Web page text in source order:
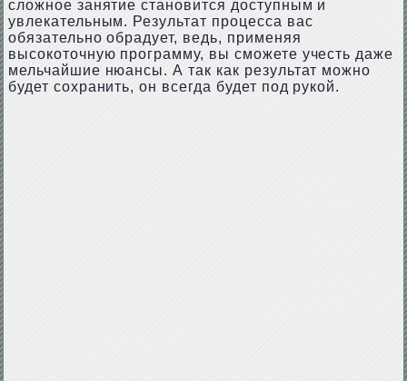
сложное занятие становится доступным и
увлекательным. Результат процесса вас
обязательно обрадует, ведь, применяя
высокоточную программу, вы сможете учесть даже
мельчайшие нюансы. А так как результат можно
будет сохранить, он всегда будет под рукой.